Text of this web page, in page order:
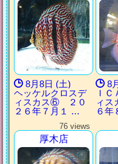
8月8日 (土)
ヘッケルクロスデ
ィスカス⑥ ２０
２６年７月１ …
8
Ｉ
ィ
６年
76 views
厚木店